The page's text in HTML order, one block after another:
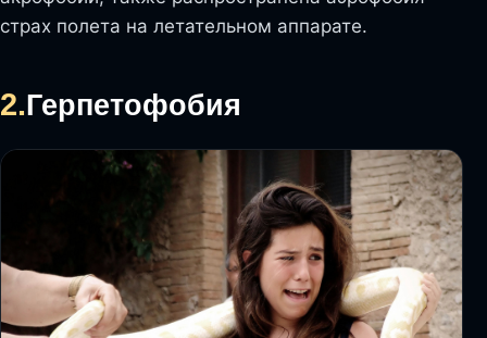
страх полета на летательном аппарате.
2.Герпетофобия